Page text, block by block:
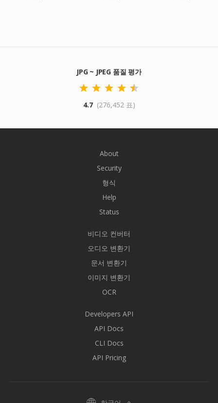
JPG ~ JPEG 품질 평가
4.7 (276,452 표)
About
Security
형식
Help
Status
비디오 컨버터
오디오 변환기
문서 변환기
이미지 변환기
OCR
Developers API
API Docs
CLI Docs
API Pricing